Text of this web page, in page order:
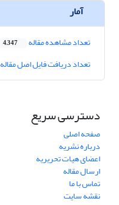
آمار
تعداد مشاهده مقاله 4,347
تعداد دریافت فایل اصل مقاله
دسترسی سریع
صفحه اصلی
درباره نشریه
اعضای هیات تحریریه
ارسال مقاله
تماس با ما
نقشه سایت